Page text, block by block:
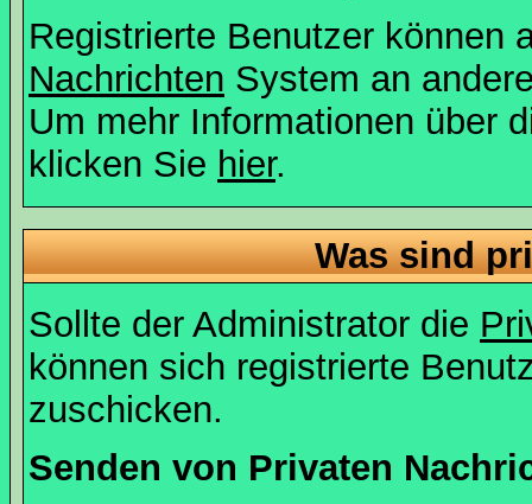
Registrierte Benutzer können
Nachrichten System an
Um mehr Informationen über
klicken Sie hier.
Was sind
Sollte der Administrator die
können sich registrierte
zuschicken.
Senden von Privaten